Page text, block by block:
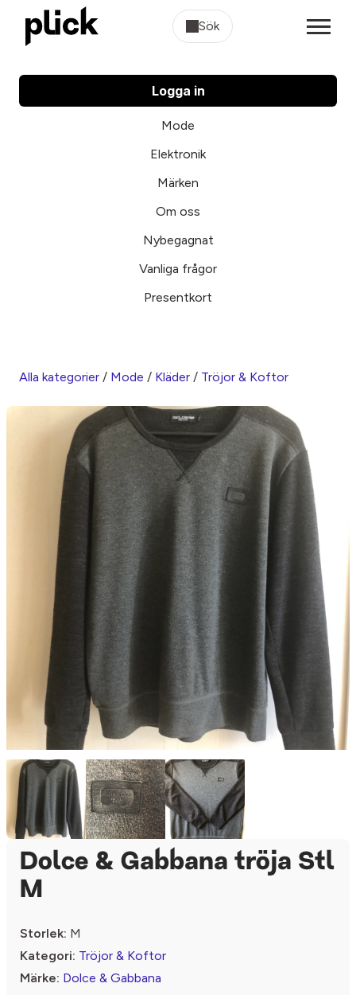
Sök
Logga in
Mode
Elektronik
Märken
Om oss
Nybegagnat
Vanliga frågor
Presentkort
Alla kategorier / Mode / Kläder / Tröjor & Koftor
Dolce & Gabbana tröja Stl
M
Storlek: M
Kategori: Tröjor & Koftor
Märke: Dolce & Gabbana